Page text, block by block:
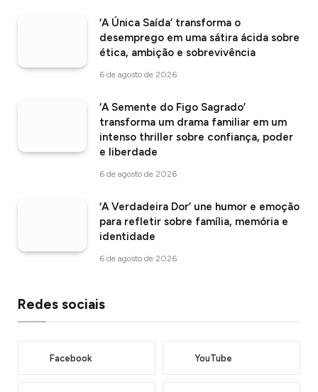
‘A Única Saída’ transforma o
desemprego em uma sátira ácida sobre
ética, ambição e sobrevivência
6 de agosto de 2026
‘A Semente do Figo Sagrado’
transforma um drama familiar em um
intenso thriller sobre confiança, poder
e liberdade
6 de agosto de 2026
‘A Verdadeira Dor’ une humor e emoção
para refletir sobre família, memória e
identidade
6 de agosto de 2026
Redes sociais
Facebook YouTube